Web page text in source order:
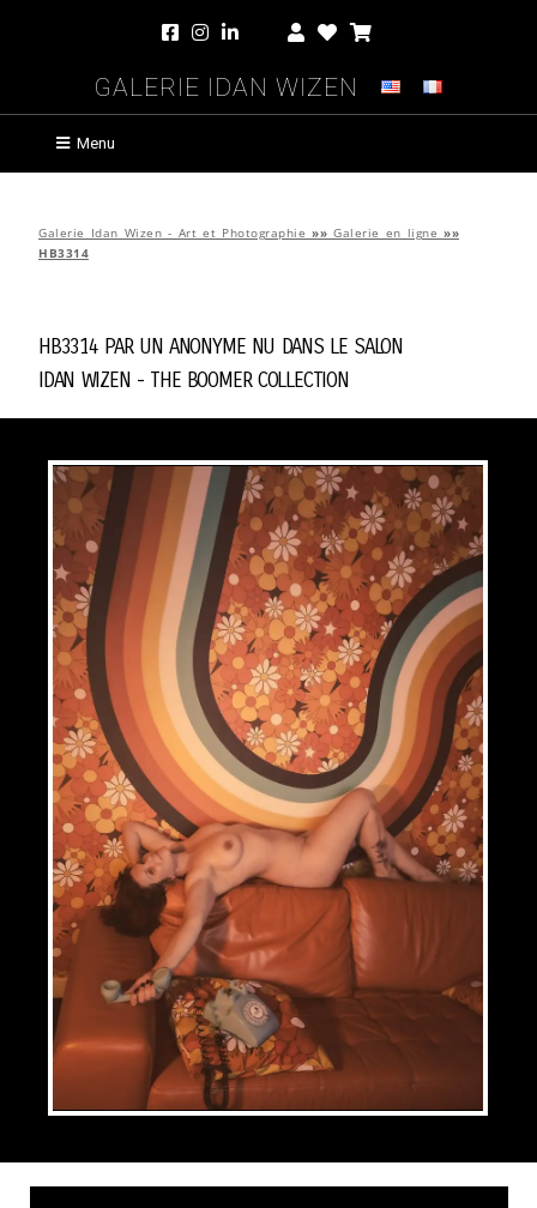
Galerie Idan Wizen
Menu
Galerie Idan Wizen - Art et Photographie »» Galerie en ligne »»
HB3314
HB3314 parUn Anonyme Nu Dans Le Salon
Idan Wizen - The Boomer Collection